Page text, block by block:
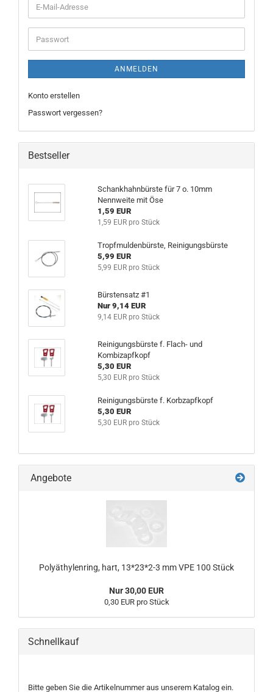
E-
Mail-
Adresse
Passwort
ANMELDEN
Konto erstellen
Passwort vergessen?
Bestseller
Schankhahnbürste für 7 o. 10mm
Nennweite mit Öse
1,59 EUR
1,59 EUR pro Stück
Tropfmuldenbürste, Reinigungsbürste
5,99 EUR
5,99 EUR pro Stück
Bürstensatz #1
Nur 9,14 EUR
9,14 EUR pro Stück
Reinigungsbürste f. Flach- und
Kombizapfkopf
5,30 EUR
5,30 EUR pro Stück
Reinigungsbürste f. Korbzapfkopf
5,30 EUR
5,30 EUR pro Stück
Angebote
Polyäthylenring, hart, 13*23*2-3 mm VPE 100 Stück
Nur 30,00 EUR
0,30 EUR pro Stück
Schnellkauf
BITTE
Bitte geben Sie die Artikelnummer aus unserem Katalog ein.